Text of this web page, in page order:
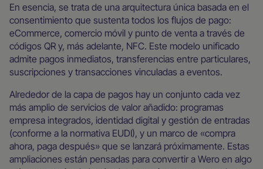
En esencia, se trata de una arquitectura única basada en el
consentimiento que sustenta todos los flujos de pago:
eCommerce, comercio móvil y punto de venta a través de
códigos QR y, más adelante, NFC. Este modelo unificado
admite pagos inmediatos, transferencias entre particulares,
suscripciones y transacciones vinculadas a eventos.
Alrededor de la capa de pagos hay un conjunto cada vez
más amplio de servicios de valor añadido: programas
empresa integrados, identidad digital y gestión de entradas
(conforme a la normativa EUDI), y un marco de «compra
ahora, paga después» que se lanzará próximamente. Estas
ampliaciones están pensadas para convertir a Wero en algo